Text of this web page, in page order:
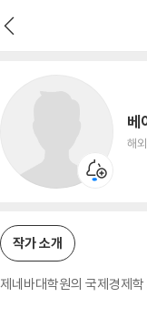
베
해
작가 소개
제네바대학원의 국제경제